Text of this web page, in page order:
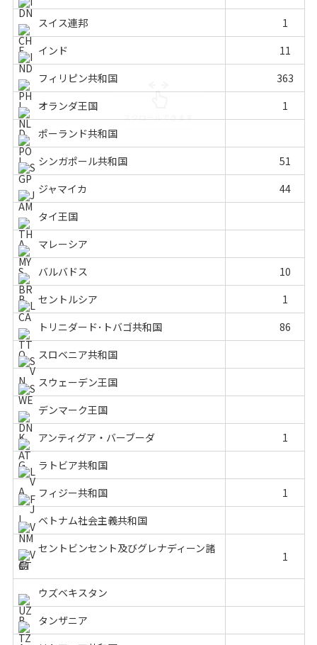
スイス連邦
1
インド
11
フィリピン共和国
363
オランダ王国
1
ポーランド共和国
シンガポール共和国
51
ジャマイカ
44
タイ王国
マレーシア
バルバドス
10
セントルシア
1
トリニダード･トバゴ共和国
86
スロベニア共和国
スウェーデン王国
デンマーク王国
アンティグア・バーブーダ
1
ラトビア共和国
フィジー共和国
1
ベトナム社会主義共和国
セントビンセント及びグレナディーン諸
島
1
ウズベキスタン
タンザニア